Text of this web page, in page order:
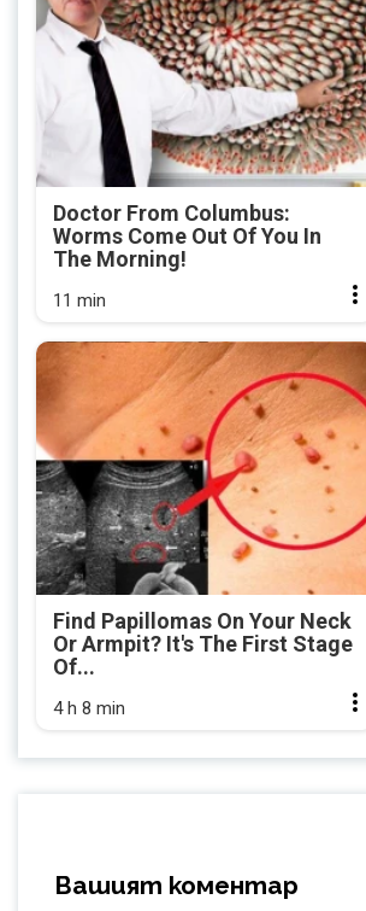
Doctor From Columbus:
Worms Come Out Of You In
The Morning!
11 min
Find Papillomas On Your Neck
Or Armpit? It's The First Stage
Of...
4 h 8 min
Вашият коментар